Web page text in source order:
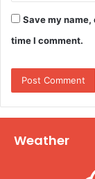
Save my
time I comment.
Weather